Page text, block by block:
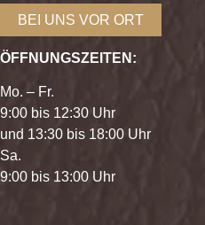
BEI UNS VOR ORT
ÖFFNUNGSZEITEN:
Mo. – Fr.
9:00 bis 12:30 Uhr
und 13:30 bis 18:00 Uhr
Sa.
9:00 bis 13:00 Uhr